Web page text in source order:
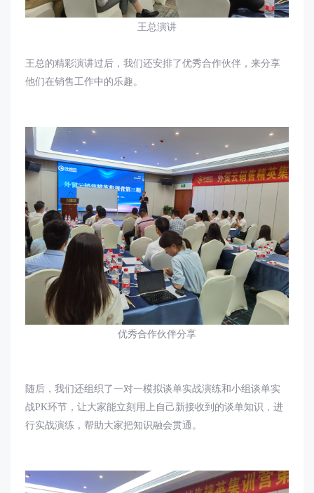
王总演讲
王总的精彩演讲过后，我们还安排了优秀合作伙伴，来分享
他们在销售工作中的乐趣。
优秀合作伙伴分享
随后，我们还组织了一对一模拟谈单实战演练和小组谈单实
战PK环节，让大家能立刻用上自己新接收到的谈单知识，进
行实战演练，帮助大家把知识融会贯通。